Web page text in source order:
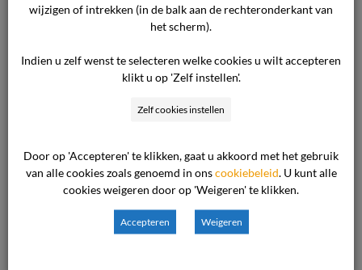
Je gaat intensief samenwerken met voorzitters,
commissieleden, secretarissen en het bureau
van de commissie waaronder juridische- en
administratieve medewerkers. Je levert verder
een bijdrage aan het periodiek algemeen
andere (plaatsvervangend) secretarissen.
Functioneel leg je verantwoording af aan de
voorzitter van de commissie over de inhoud van
de uitspraken en hiërarchisch aan Hoofd
wijzigen of intrekken (in de balk aan de rechteronderkant van
het scherm).
Indien u zelf wenst te selecteren welke cookies u wilt accepteren
klikt u op 'Zelf instellen'.
Zelf cookies instellen
Door op 'Accepteren' te klikken, gaat u akkoord met het gebruik
van alle cookies zoals genoemd in onscookiebeleid. U kunt alle
cookies weigeren door op 'Weigeren' te klikken.
Accepteren Weigeren